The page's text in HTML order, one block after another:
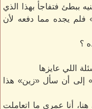
ببطئ فتفاجأ بهذا الذي
يجده مما دفعه لأن
؟
اللي عايزها
إلى أن سأل «زين» هذا
أنا عمري ما اتعاملت